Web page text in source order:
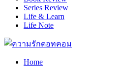
Series Review
Life & Learn
Life Note
Home